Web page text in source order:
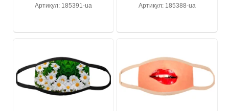
Артикул: 185391-ua Артикул: 185388-ua